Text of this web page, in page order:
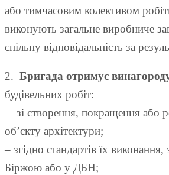
або тимчасовим колективом
виконують загальне виробниче
спільну відповідальність за
2. Бригада отримує
будівельних робіт:
– зі створення, покращення або
об’єкту архітектури;
– згідно стандартів їх
Біржою або у ДБН;